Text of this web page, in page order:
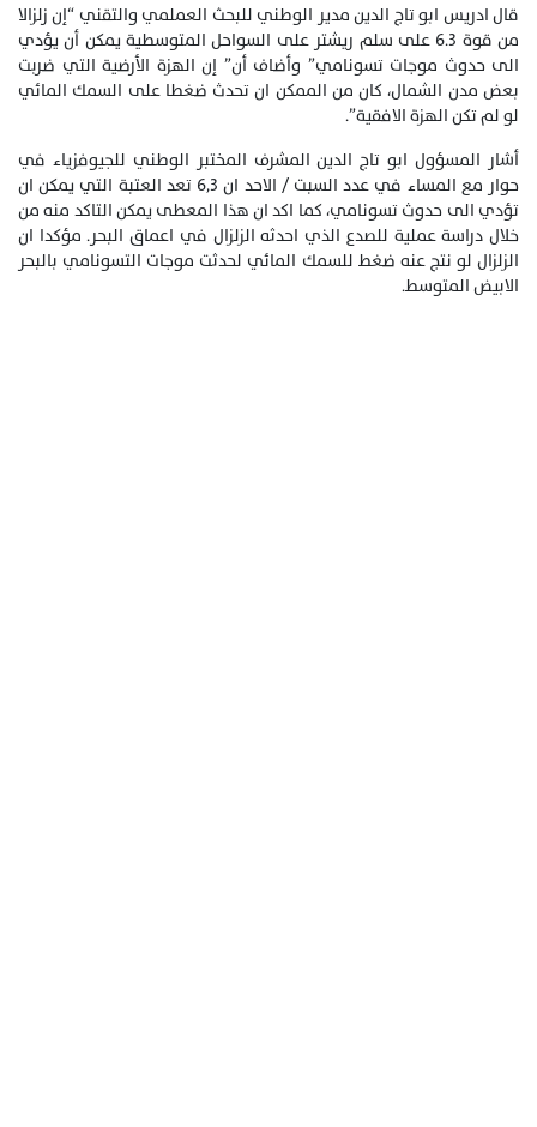
قال ادريس ابو تاج الدين مدير الوطني للبحث العملمي والتقني “إن زلزالا
من قوة 6.3 على سلم ريشتر على السواحل المتوسطية يمكن أن يؤدي
الى حدوث موجات تسونامي” وأضاف أن” إن الهزة الأرضية التي ضربت
بعض مدن الشمال، كان من الممكن ان تحدث ضغطا على السمك المائي
لو لم تكن الهزة الافقية”.
أشار المسؤول ابو تاج الدين المشرف المختبر الوطني للجيوفزياء في
حوار مع المساء في عدد السبت / الاحد ان 6,3 تعد العتبة التي يمكن ان
تؤدي الى حدوث تسونامي، كما اكد ان هذا المعطى يمكن التاكد منه من
خلال دراسة عملية للصدع الذي احدثه الزلزال في اعماق البحر. مؤكدا ان
الزلزال لو نتج عنه ضغط للسمك المائي لحدثت موجات التسونامي بالبحر
الابيض المتوسط.